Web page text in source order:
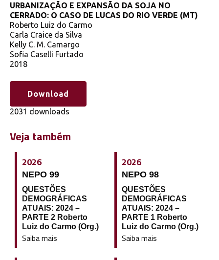
URBANIZAÇÃO E EXPANSÃO DA SOJA NO
CERRADO: O CASO DE LUCAS DO RIO VERDE (MT)
Roberto Luiz do Carmo
Carla Craice da Silva
Kelly C. M. Camargo
Sofia Caselli Furtado
2018
Download
2031 downloads
Veja também
2026
NEPO 99
QUESTÕES
DEMOGRÁFICAS
ATUAIS: 2024 –
PARTE 2 Roberto
Luiz do Carmo (Org.)
Saiba mais
2026
NEPO 98
QUESTÕES
DEMOGRÁFICAS
ATUAIS: 2024 –
PARTE 1 Roberto
Luiz do Carmo (Org.)
Saiba mais